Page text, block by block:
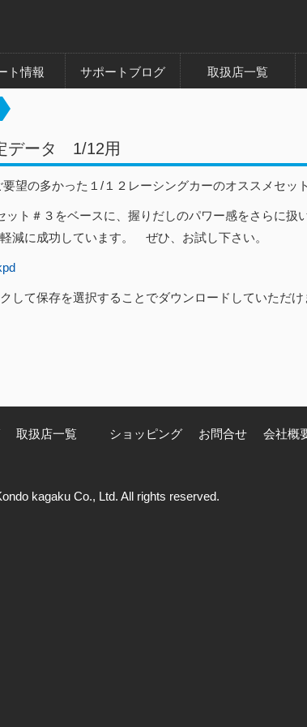
ト情報 サポートブログ 取扱店一覧
データ 1/12用
望の多かった１/１２レーシングカーのオススメセッ
ット＃３をベースに、握りだしのパワー感をさらに扱
減に成功しています。 ぜひ、お試し下さい。
して保存を選択することでダウンロードしていただけ
取扱店一覧 ショッピング お問合せ 会社概
kagaku Co., Ltd. All rights reserved.